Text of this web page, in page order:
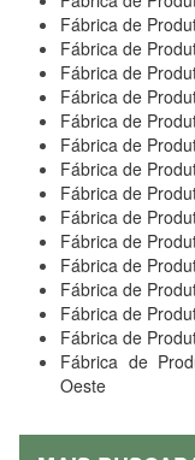
Fábrica de
Fábrica de
Fábrica de
Fábrica de
Fábrica de
Fábrica de
Fábrica de
Fábrica de
Fábrica de
Fábrica de
Fábrica de
Fábrica de
Fábrica de
Fábrica de
Fábrica de
Oeste